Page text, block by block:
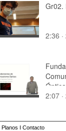
Gr02.
2:36
2:07
Planos I Contacto